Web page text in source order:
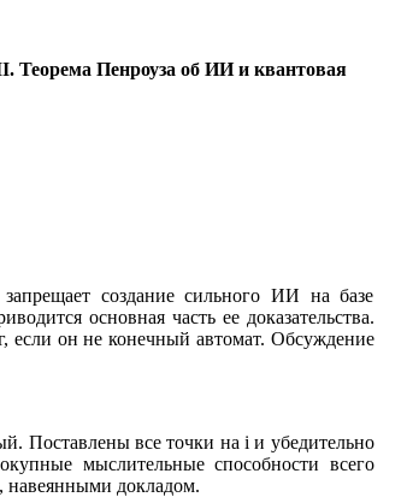
Теорема Пенроуза об ИИ и квантовая
создание сильного ИИ на базе
основная часть ее доказательства.
если он не конечный автомат. Обсуждение
Поставлены все точки на i и убедительно
мыслительные способности всего
навеянными докладом.